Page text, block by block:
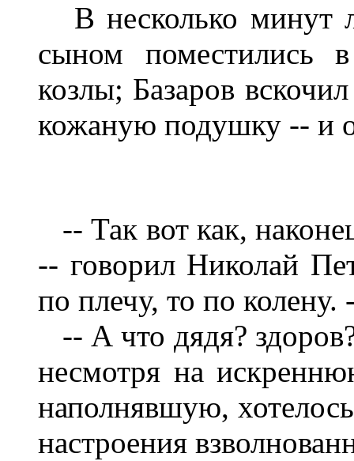
В несколько минут
сыном поместились
козлы; Базаров
кожаную подушку -- и
-- Так вот как,
-- говорил Николай
по плечу, то по
-- А что дядя?
несмотря на
наполнявшую,
настроения